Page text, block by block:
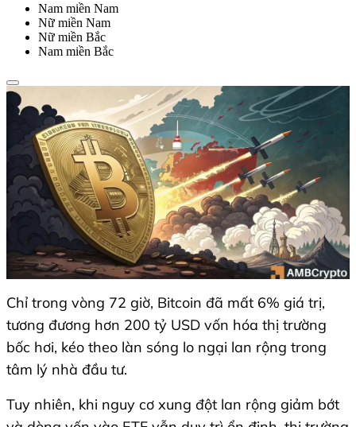
Nam miền Nam
Nữ miền Nam
Nữ miền Bắc
Nam miền Bắc
Chỉ trong vòng 72 giờ, Bitcoin đã mất 6% giá trị,
tương đương hơn 200 tỷ USD vốn hóa thị trường
bốc hơi, kéo theo làn sóng lo ngại lan rộng trong
tâm lý nhà đầu tư.
Tuy nhiên, khi nguy cơ xung đột lan rộng giảm bớt